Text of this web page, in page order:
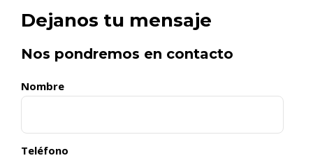
Dejanos tu mensaje
Nos pondremos en contacto
Nombre
Teléfono